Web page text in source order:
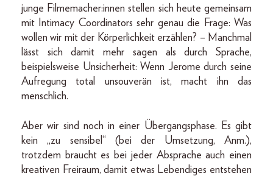
junge Filmemacher:innen stellen sich heute gemeinsam
mit Intimacy Coordinators sehr genau die Frage: Was
wollen wir mit der Körperlichkeit erzählen? – Manchmal
lässt sich damit mehr sagen als durch Sprache,
beispielsweise Unsicherheit: Wenn Jerome durch seine
Aufregung total unsouverän ist, macht ihn das
menschlich.
Aber wir sind noch in einer Übergangsphase. Es gibt
kein „zu sensibel“ (bei der Umsetzung, Anm.),
trotzdem braucht es bei jeder Absprache auch einen
kreativen Freiraum, damit etwas Lebendiges entstehen